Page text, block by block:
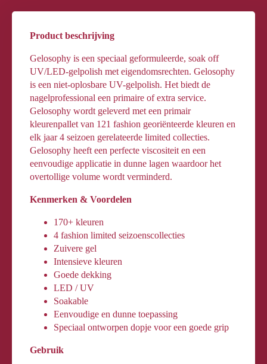
Product beschrijving
Gelosophy is een speciaal geformuleerde, soak off
UV/LED-gelpolish met eigendomsrechten. Gelosophy
is een niet-oplosbare UV-gelpolish. Het biedt de
nagelprofessional een primaire of extra service.
Gelosophy wordt geleverd met een primair
kleurenpallet van 121 fashion georiënteerde kleuren en
elk jaar 4 seizoen gerelateerde limited collecties.
Gelosophy heeft een perfecte viscositeit en een
eenvoudige applicatie in dunne lagen waardoor het
overtollige volume wordt verminderd.
Kenmerken & Voordelen
170+ kleuren
4 fashion limited seizoenscollecties
Zuivere gel
Intensieve kleuren
Goede dekking
LED / UV
Soakable
Eenvoudige en dunne toepassing
Speciaal ontworpen dopje voor een goede grip
Gebruik